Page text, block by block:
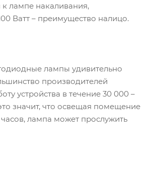
к лампе накаливания,
Ватт – преимущество налицо.
лампы удивительно
производителей
устройства в течение 30 000 –
значит, что освещая помещение
лампа может прослужить